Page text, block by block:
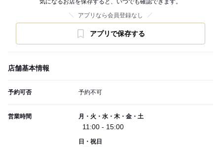
気になるお店を保存すると、いつでも確認できます。
アプリなら会員登録なし
アプリで保存する
店舗基本情報
予約可否 予約不可
営業時間 月・火・水・木・金・土
11:00 - 15:00
日・祝日